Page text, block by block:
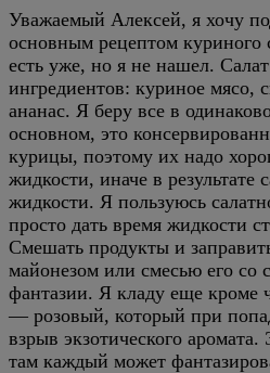
Уважаемый Алексей, я хочу
основным рецептом куриного
есть уже, но я не нашел.
ингредиентов: куриное
ананас. Я беру все в
основном, это
курицы, поэтому их надо
жидкости, иначе в результате
жидкости. Я пользуюсь
просто дать время жидкости
Смешать продукты и
майонезом или смесью его со
фантазии. Я кладу еще кроме
— розовый, который при
взрыв экзотического
там каждый может